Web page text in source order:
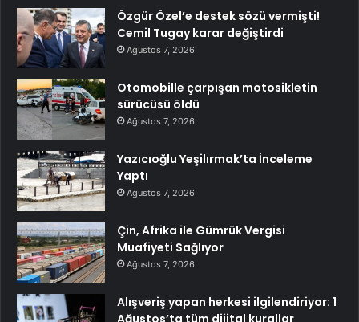
Özgür Özel’e destek sözü vermişti!
Cemil Tugay karar değiştirdi
Ağustos 7, 2026
Otomobille çarpışan motosikletin
sürücüsü öldü
Ağustos 7, 2026
Yazıcıoğlu Yeşilırmak’ta İnceleme
Yaptı
Ağustos 7, 2026
Çin, Afrika ile Gümrük Vergisi
Muafiyeti Sağlıyor
Ağustos 7, 2026
Alışveriş yapan herkesi ilgilendiriyor: 1